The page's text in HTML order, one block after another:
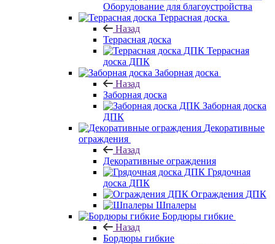
Оборудование для благоустройства
Террасная доска
Назад
Террасная доска
Террасная
доска ДПК
Заборная доска
Назад
Заборная доска
Заборная доска
ДПК
Декоративные
ограждения
Назад
Декоративные ограждения
Грядочная
доска ДПК
Ограждения ДПК
Шпалеры
Бордюры гибкие
Назад
Бордюры гибкие